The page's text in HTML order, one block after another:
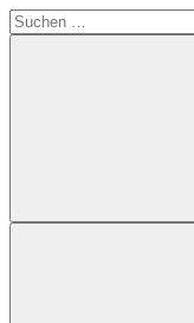
Suchen
nach: